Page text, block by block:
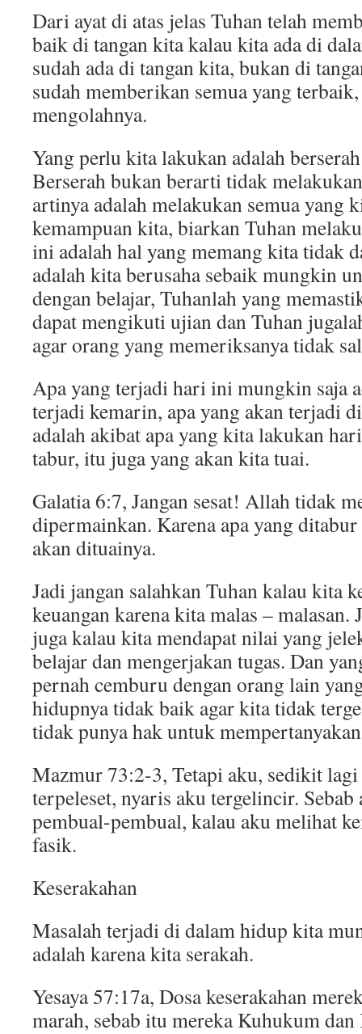
Dari ayat di atas jelas Tuhan telah
baik di tangan kita kalau kita ada di
sudah ada di tangan kita, bukan di
sudah memberikan semua yang
mengolahnya.
Yang perlu kita lakukan adalah
Berserah bukan berarti tidak
artinya adalah melakukan semua yang
kemampuan kita, biarkan Tuhan
ini adalah hal yang memang kita tidak
adalah kita berusaha sebaik mungkin
dengan belajar, Tuhanlah yang
dapat mengikuti ujian dan Tuhan
agar orang yang memeriksanya tidak
Apa yang terjadi hari ini mungkin saja
terjadi kemarin, apa yang akan terjadi
adalah akibat apa yang kita lakukan
tabur, itu juga yang akan kita tuai.
Galatia 6:7, Jangan sesat! Allah tidak
dipermainkan. Karena apa yang
akan dituainya.
Jadi jangan salahkan Tuhan kalau kita
keuangan karena kita malas – malasan.
juga kalau kita mendapat nilai yang
belajar dan mengerjakan tugas. Dan
pernah cemburu dengan orang lain
hidupnya tidak baik agar kita tidak
tidak punya hak untuk
Mazmur 73:2-3, Tetapi aku, sedikit
terpeleset, nyaris aku tergelincir.
pembual-pembual, kalau aku melihat
fasik.
Keserakahan
Masalah terjadi di dalam hidup kita
adalah karena kita serakah.
Yesaya 57:17a, Dosa keserakahan
marah, sebab itu mereka Kuhukum